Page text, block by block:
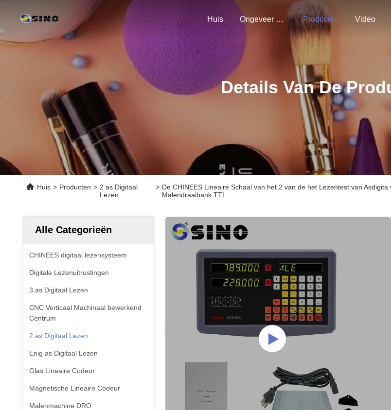
Huis Ongeveer Ons Producten Video
Details Van De
Huis > Producten > 2 as Digitaal
Lezen
> De CHINEES Lineaire Schaal van het 2 van de het Lezentest van
Malendraaibank TTL
Alle Categorieën
CHINEES digitaal lezensysteem
Digitale Lezenuitrustingen
3 as Digitaal Lezen
CNC Verticaal Machinaal bewerkend
Centrum
2 as Digitaal Lezen
Enig as Digitaal Lezen
Glas Lineaire Codeur
Magnetische Lineaire Codeur
Malenmachine DRO